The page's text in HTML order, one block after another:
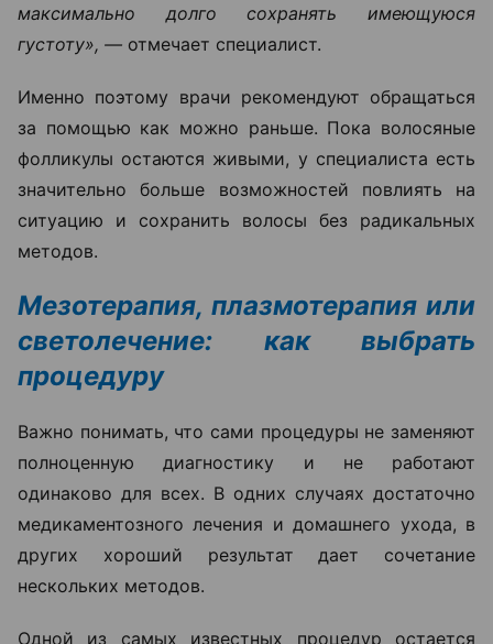
максимально долго сохранять имеющуюся
густоту», — отмечает специалист.
Именно поэтому врачи рекомендуют обращаться
за помощью как можно раньше. Пока волосяные
фолликулы остаются живыми, у специалиста есть
значительно больше возможностей повлиять на
ситуацию и сохранить волосы без радикальных
методов.
Мезотерапия, плазмотерапия или
светолечение: как выбрать
процедуру
Важно понимать, что сами процедуры не заменяют
полноценную диагностику и не работают
одинаково для всех. В одних случаях достаточно
медикаментозного лечения и домашнего ухода, в
других хороший результат дает сочетание
нескольких методов.
Одной из самых известных процедур остается